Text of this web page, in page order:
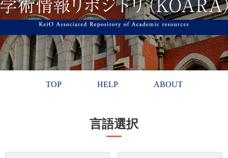
TOP HELP ABOUT
言語選択